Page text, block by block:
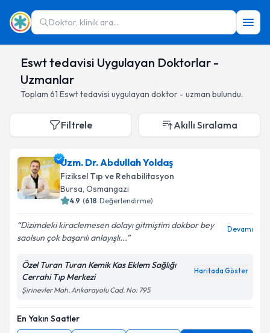
Doktor, klinik ara...
Eswt tedavisi Uygulayan Doktorlar -
Uzmanlar
Toplam 61 Eswt tedavisi uygulayan doktor - uzman bulundu.
Filtrele Akıllı Sıralama
Uzm. Dr. Abdullah Yoldaş
Fiziksel Tıp ve Rehabilitasyon
Bursa, Osmangazi
4.9 (618 Değerlendirme)
Dizimdeki kiraclemesen dolayı gitmiştim dokbor bey
saolsun çok başarılı anlayışlı...
Devamı
Özel Turan Turan Kemik Kas Eklem Sağlığı
Cerrahi Tıp Merkezi
Haritada Göster
Şirinevler Mah. Ankarayolu Cad. No: 795
En Yakın Saatler